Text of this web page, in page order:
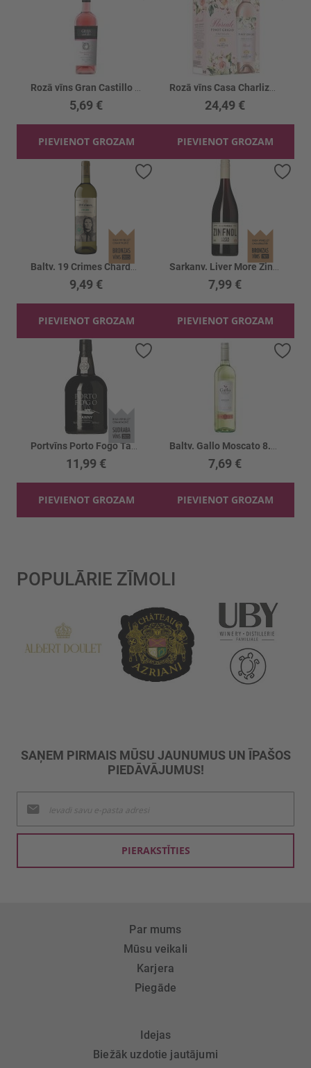
5,69 €
PIEVIENOT GROZAM
24,49 €
PIEVIENOT GROZAM
Baltv. 19 Crimes Chardonnay 13%
9,49 €
PIEVIENOT GROZAM
7,99 €
PIEVIENOT GROZAM
11,99 €
PIEVIENOT GROZAM
Pievienot vēlmju sarakstam
7,69 €
PIEVIENOT GROZAM
POPULĀRIE ZĪMOLI
SAŅEM PIRMAIS MŪSU JAUNUMUS UN ĪPAŠOS
PIEDĀVĀJUMUS!
jaunumu
saņemšanai:
PIERAKSTĪTIES
Par mums
Mūsu veikali
Karjera
Piegāde
Idejas
Biežāk uzdotie jautājumi